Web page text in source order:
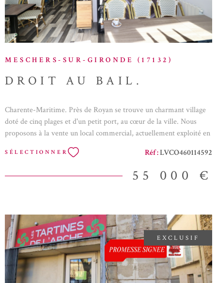
retraite. NON SOUMIS A DPE
MESCHERS-SUR-GIRONDE (17132)
DROIT AU BAIL.
Charente-Maritime. Près de Royan se trouve un charmant village
doté de cinq plages et d'un petit port, au cœur de la ville. Nous
proposons à la vente un local commercial, actuellement exploité en
tant que débit de boissons, petite restauration et vente à emporter.
L'établissement dispose d'une terrasse extérieure pouvant accueillir
20 personnes, ainsi que de 14 places à l'intérieur. L'emplacement
est particulièrement attrayant et peut être adapté à divers types de
droit d'entrée modeste. Les informations sur les risques auxquels
ce bien est exposé sont disponibles sur le site Géorisques
SÉLECTIONNER Réf :LVCO460114592
55 000 €
EXCLUSIF
VOIR LE BIEN